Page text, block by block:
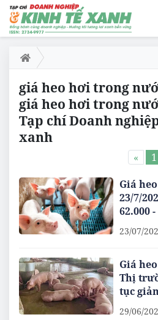
giá heo hơi trong
giá heo hơi trong
Tạp chí Doanh
xanh
« 1
Giá
23/7/
62.000
23/07/
Giá
Thị
tục
29/06/